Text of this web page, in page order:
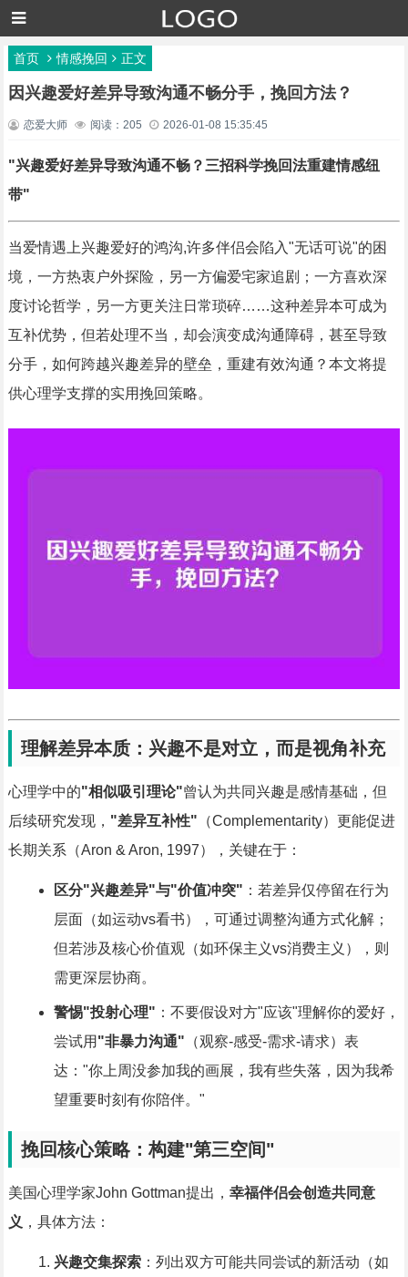
首页 情感挽回 正文
因兴趣爱好差异导致沟通不畅分手，挽回方法？
恋爱大师 阅读：205 2026-01-08 15:35:45
"兴趣爱好差异导致沟通不畅？三招科学挽回法重建情感纽
带"
当爱情遇上兴趣爱好的鸿沟,许多伴侣会陷入"无话可说"的困
境，一方热衷户外探险，另一方偏爱宅家追剧；一方喜欢深
度讨论哲学，另一方更关注日常琐碎……这种差异本可成为
互补优势，但若处理不当，却会演变成沟通障碍，甚至导致
分手，如何跨越兴趣差异的壁垒，重建有效沟通？本文将提
供心理学支撑的实用挽回策略。
理解差异本质：兴趣不是对立，而是视角补充
心理学中的"相似吸引理论"曾认为共同兴趣是感情基础，但
后续研究发现， "差异互补性" （Complementarity）更能促进
长期关系（Aron & Aron, 1997），关键在于：
区分"兴趣差异"与"价值冲突" ：若差异仅停留在行为
层面（如运动vs看书），可通过调整沟通方式化解；
但若涉及核心价值观（如环保主义vs消费主义），则
需更深层协商。
警惕"投射心理" ：不要假设对方"应该"理解你的爱好，
尝试用 "非暴力沟通" （观察-感受-需求-请求）表
达："你上周没参加我的画展，我有些失落，因为我希
望重要时刻有你陪伴。"
挽回核心策略：构建"第三空间"
美国心理学家John Gottman提出， 幸福伴侣会创造共同意
义 ，具体方法：
兴趣交集探索：列出双方可能共同尝试的新活动（如